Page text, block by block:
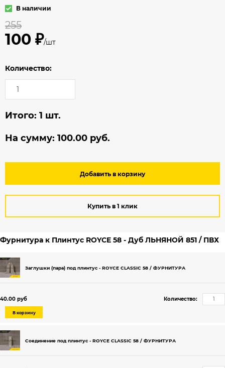
В наличии
255
100 ₽/шт
Количество:
Итого: 1 шт.
На сумму: 100.00 руб.
Добавить в корзину
Купить в 1 клик
Фурнитура к Плинтус ROYCE 58 - Дуб ЛЬНЯНОЙ 851 / ПВХ
Заглушки (пара) под плинтус - ROYCE CLASSIC 58 / ФУРНИТУРА
40.00 руб Количество:
В корзину
Соединение под плинтус - ROYCE CLASSIC 58 / ФУРНИТУРА